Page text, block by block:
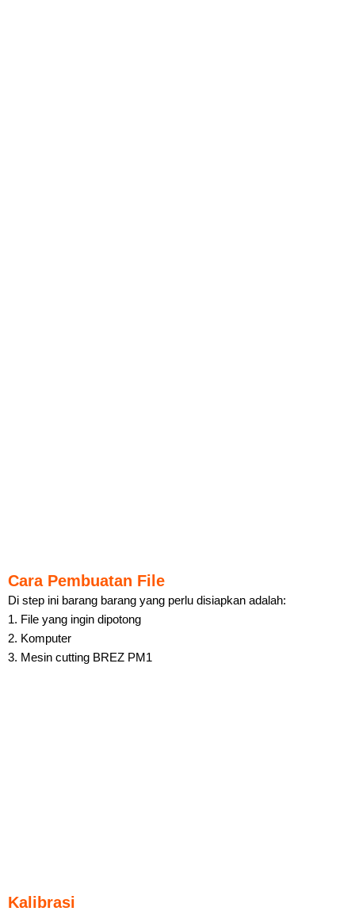
Cara Pembuatan File
Di step ini barang barang yang perlu disiapkan adalah:
1. File yang ingin dipotong
2. Komputer
3. Mesin cutting BREZ PM1
Kalibrasi